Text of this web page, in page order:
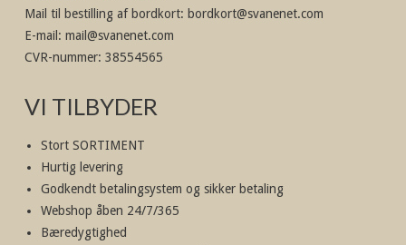
Mail til bestilling af bordkort: bordkort@svanenet.com
E-mail: mail@svanenet.com
CVR-nummer: 38554565
VI TILBYDER
Stort SORTIMENT
Hurtig levering
Godkendt betalingsystem og sikker betaling
Webshop åben 24/7/365
Bæredygtighed